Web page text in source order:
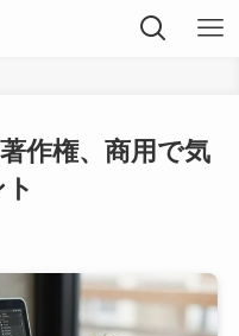
作権、商用で気